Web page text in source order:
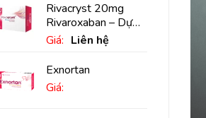
Rivacryst 20mg
Rivaroxaban – Dự
phòng đột quỵ,
huyết khối tĩnh mạch
Giá: Liên hệ
Exnortan
Giá: